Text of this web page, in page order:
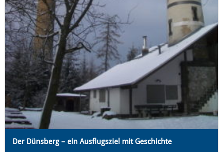
Der Dünsberg – ein Ausflugsziel mit Geschichte